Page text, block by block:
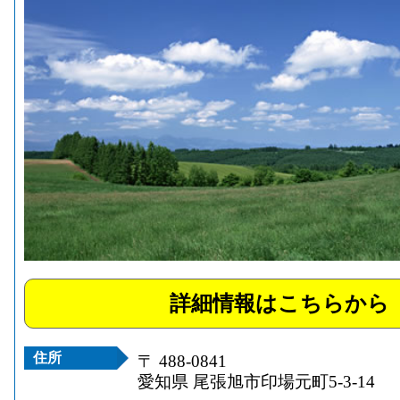
詳細情報はこちらから
住所
〒 488-0841
愛知県 尾張旭市印場元町5-3-14